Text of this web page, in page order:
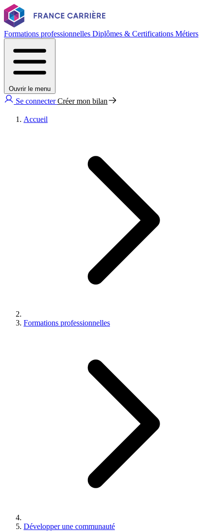
Formations professionnelles Diplômes & Certifications Métiers
Ouvrir le menu
Se connecterCréer mon bilan
Accueil
Formations professionnelles
Développer une communauté